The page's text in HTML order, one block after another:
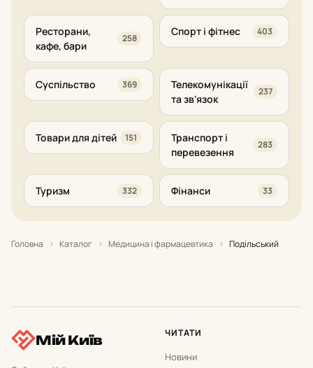
Ресторани,
кафе, бари
258
Спорт і фітнес 403
Суспільство 369
Телекомунікації
та зв'язок
237
Товари для дітей 151
Транспорт і
перевезення
283
Туризм 332 Фінанси 33
Головна › Каталог › Медицина і фармацевтика › Подільський
Мій Київ ЧИТАТИ
Новини